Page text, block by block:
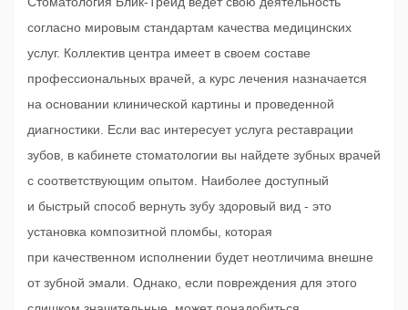
согласно мировым стандартам качества медицинских
услуг. Коллектив центра имеет в своем составе
профессиональных врачей, а курс лечения назначается
на основании клинической картины и проведенной
диагностики. Если вас интересует услуга реставрации
зубов, в кабинете стоматологии вы найдете зубных врачей
с соответствующим опытом. Наиболее доступный
и быстрый способ вернуть зубу здоровый вид - это
установка композитной пломбы, которая
при качественном исполнении будет неотличима внешне
от зубной эмали. Однако, если повреждения для этого